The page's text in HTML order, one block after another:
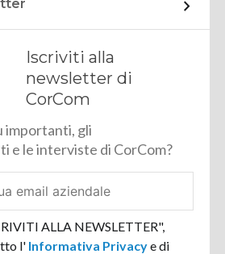
Iscriviti alla
newsletter di
CorCom
importanti, gli
e le interviste di CorCom?
ALLA NEWSLETTER",
l' Informativa Privacye di